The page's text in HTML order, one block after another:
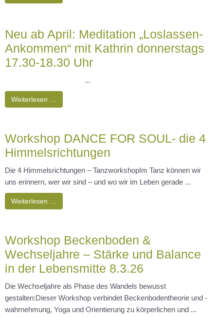
Neu ab April: Meditation „Loslassen-
Ankommen“ mit Kathrin donnerstags
17.30-18.30 Uhr
...
Weiterlesen …
Workshop DANCE FOR SOUL- die 4
Himmelsrichtungen
Die 4 Himmelsrichtungen – TanzworkshopIm Tanz können wir
uns erinnern, wer wir sind – und wo wir im Leben gerade ...
Weiterlesen …
Workshop Beckenboden &
Wechseljahre – Stärke und Balance
in der Lebensmitte 8.3.26
Die Wechseljahre als Phase des Wandels bewusst
gestalten:Dieser Workshop verbindet Beckenbodentheorie und -
wahrnehmung, Yoga und Orientierung zu körperlichen und ...